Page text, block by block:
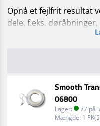
Opnå et fejlfrit resultat
dele, f.eks.
smooth transition tape
Anvend den oven på
som bruges til at
område, der skal
malekant.
Smooth
06800
Lager: 77 på
Mængde: 1